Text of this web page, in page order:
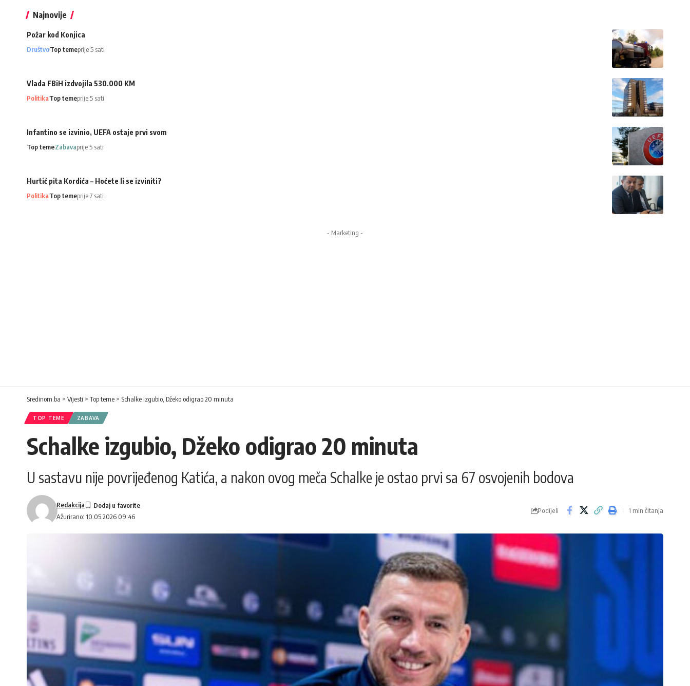
Najnovije
Požar kod Konjica
DruštvoTop temeprije 5 sati
Vlada FBiH izdvojila 530.000 KM
PolitikaTop temeprije 5 sati
Infantino se izvinio, UEFA ostaje prvi svom
Top temeZabavaprije 5 sati
Hurtić pita Kordića – Hoćete li se izviniti?
PolitikaTop temeprije 7 sati
- Marketing -
Sredinom.ba > Vijesti > Top teme > Schalke izgubio, Džeko odigrao 20 minuta
TOP TEME ZABAVA
Schalke izgubio, Džeko odigrao 20 minuta
U sastavu nije povrijeđenog Katića, a nakon ovog meča Schalke je ostao prvi sa 67 osvojenih bodova
Ažurirano: 10.05.2026 09:46
Redakcija
Podijeli 1 min čitanja